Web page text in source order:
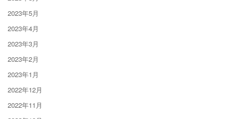
2023年5月
2023年4月
2023年3月
2023年2月
2023年1月
2022年12月
2022年11月